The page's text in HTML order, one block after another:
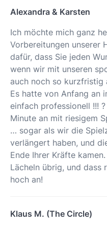
Alexandra & Karsten
Ich möchte mich ganz
Vorbereitungen unserer
dafür, dass Sie jeden
wenn wir mit unseren
auch noch so kurzfristig
Es hatte von Anfang an
einfach professionell !!!
Minute an mit riesigem
… sogar als wir die
verlängert haben, und
Ende Ihrer Kräfte
Lächeln übrig, und dass
hoch an!
Klaus M. (The Circle)